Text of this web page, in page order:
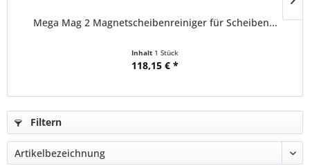
Mega Mag 2 Magnetscheibenreiniger für Scheiben...
Inhalt 1 Stück
118,15 € *
Filtern